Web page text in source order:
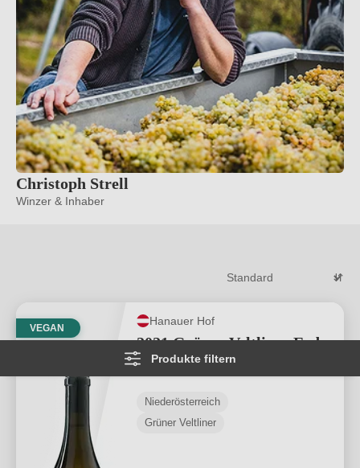
Christoph Strell
Winzer & Inhaber
Produkte filtern
VEGAN
Hanauer Hof
2021 Grüner Veltliner Erde
& Stein
Niederösterreich
Grüner Veltliner